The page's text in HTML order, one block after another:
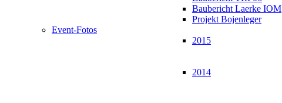
Baubericht Laerke IOM
Projekt Bojenleger
Event-Fotos
2015
2014